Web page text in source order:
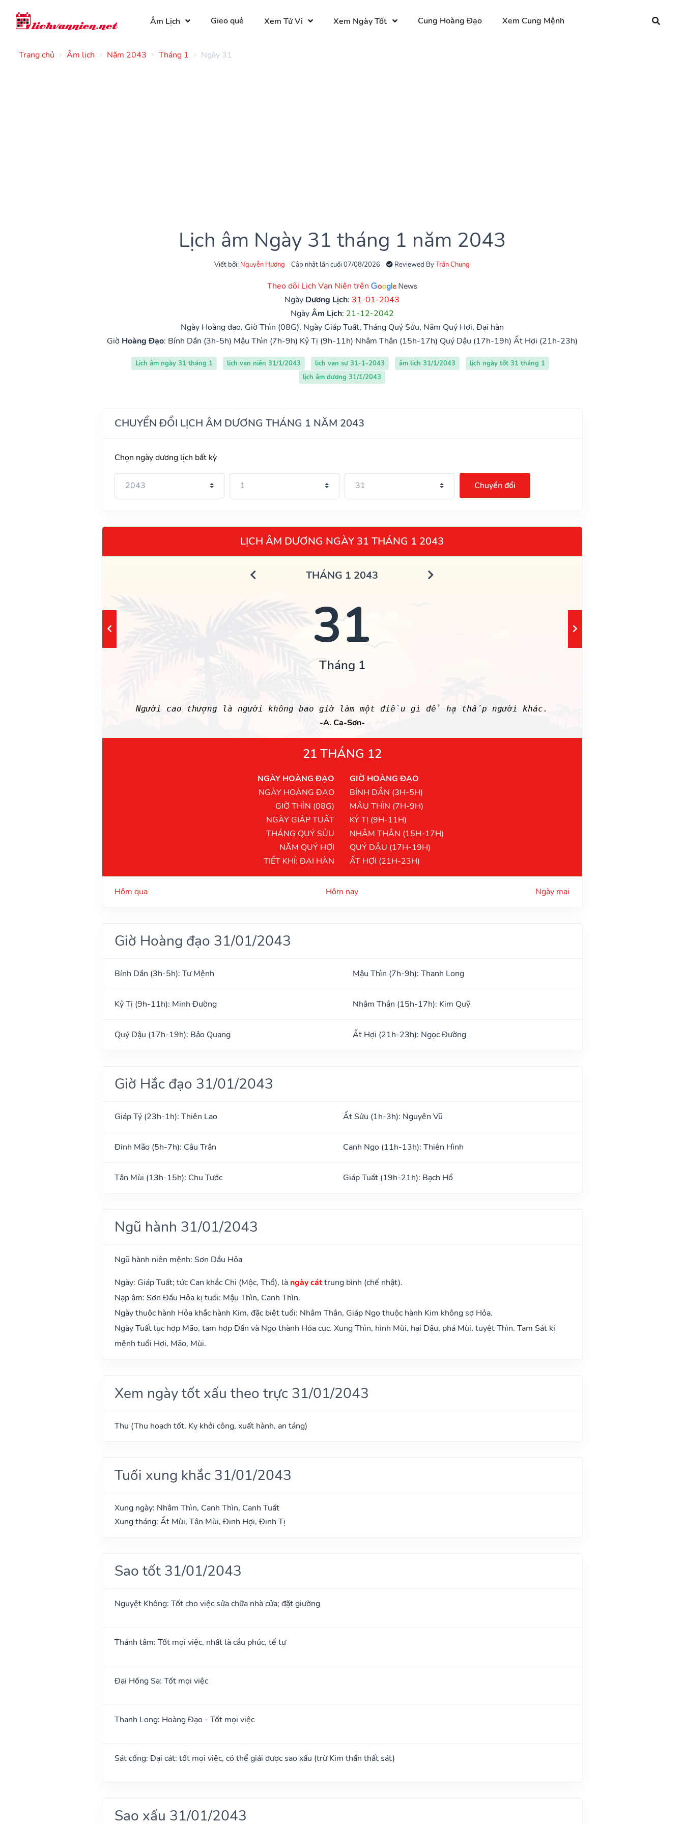
Âm Lịch Gieo quẻ Xem Tử Vi Xem Ngày Tốt Cung Hoàng Đạo Xem Cung Mệnh
Trang chủ Âm lịch Năm 2043 Tháng 1 Ngày 31
Lịch âm Ngày 31 tháng 1 năm 2043
Viết bởi: Nguyễn Hương Cập nhật lần cuối 07/08/2026 Reviewed ByTrần Chung
Theo dõi Lịch Vạn Niên trên
Ngày Dương Lịch: 31-01-2043
NgàyÂm Lịch: 21-12-2042
Ngày Hoàng đạo, Giờ Thìn (08G), Ngày Giáp Tuất, Tháng Quý Sửu, Năm Quý Hợi, Đại hàn
Giờ Hoàng Đạo: Bính Dần (3h-5h) Mậu Thìn (7h-9h) Kỷ Tị (9h-11h) Nhâm Thân (15h-17h) Quý Dậu (17h-19h) Ất Hợi (21h-23h)
Lịch âm ngày 31 tháng 1 lịch vạn niên 31/1/2043 lịch vạn sự 31-1-2043 âm lịch 31/1/2043
lịch ngày tốt 31 tháng 1
lịch âm dương 31/1/2043
CHUYỂN ĐỔI LỊCH ÂM DƯƠNG THÁNG 1 NĂM 2043
Chọn ngày dương lịch bất kỳ
Chuyển đổi
LỊCH ÂM DƯƠNG NGÀY 31 THÁNG 1 2043
THÁNG 1 2043
31
Tháng 1
Người cao thượng là người không bao giờ làm một điều gì để hạ thấp người khác.
-A. Ca-Sơn-
21 THÁNG 12
NGÀY HOÀNG ĐẠO
NGÀY HOÀNG ĐẠO
GIỜ THÌN (08G)
NGÀY GIÁP TUẤT
THÁNG QUÝ SỬU
NĂM QUÝ HỢI
TIẾT KHÍ: ĐẠI HÀN
GIỜ HOÀNG ĐẠO
BÍNH DẦN (3H-5H)
MẬU THÌN (7H-9H)
KỶ TỊ (9H-11H)
NHÂM THÂN (15H-17H)
QUÝ DẬU (17H-19H)
ẤT HỢI (21H-23H)
Hôm qua Hôm nay Ngày mai
Giờ Hoàng đạo 31/01/2043
Bính Dần (3h-5h): Tư Mệnh Mậu Thìn (7h-9h): Thanh Long
Kỷ Tị (9h-11h): Minh Đường Nhâm Thân (15h-17h): Kim Quỹ
Quý Dậu (17h-19h): Bảo Quang Ất Hợi (21h-23h): Ngọc Đường
Giờ Hắc đạo 31/01/2043
Giáp Tý (23h-1h): Thiên Lao Ất Sửu (1h-3h): Nguyên Vũ
Đinh Mão (5h-7h): Câu Trận Canh Ngọ (11h-13h): Thiên Hình
Tân Mùi (13h-15h): Chu Tước Giáp Tuất (19h-21h): Bạch Hổ
Ngũ hành 31/01/2043
Ngũ hành niên mệnh: Sơn Dầu Hỏa
Ngày: Giáp Tuất; tức Can khắc Chi (Mộc, Thổ), là ngày cáttrung bình (chế nhật).
Nạp âm: Sơn Đầu Hỏa kị tuổi: Mậu Thìn, Canh Thìn.
Ngày thuộc hành Hỏa khắc hành Kim, đặc biệt tuổi: Nhâm Thân, Giáp Ngọ thuộc hành Kim không sợ Hỏa.
Ngày Tuất lục hợp Mão, tam hợp Dần và Ngọ thành Hỏa cục. Xung Thìn, hình Mùi, hại Dậu, phá Mùi, tuyệt Thìn. Tam Sát kị
mệnh tuổi Hợi, Mão, Mùi.
Xem ngày tốt xấu theo trực 31/01/2043
Thu (Thu hoạch tốt. Kỵ khởi công, xuất hành, an táng)
Tuổi xung khắc 31/01/2043
Xung ngày: Nhâm Thìn, Canh Thìn, Canh Tuất
Xung tháng: Ất Mùi, Tân Mùi, Đinh Hợi, Đinh Tị
Sao tốt 31/01/2043
Nguyệt Không: Tốt cho việc sửa chữa nhà cửa; đặt giường
Thánh tâm: Tốt mọi việc, nhất là cầu phúc, tế tự
Đại Hồng Sa: Tốt mọi việc
Thanh Long: Hoàng Đạo - Tốt mọi việc
Sát cống: Đại cát: tốt mọi việc, có thể giải được sao xấu (trừ Kim thần thất sát)
Sao xấu 31/01/2043